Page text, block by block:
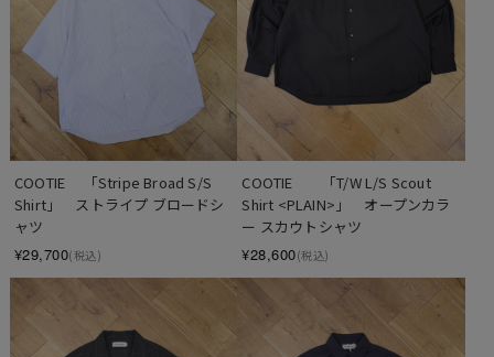
COOTIE 　「Stripe Broad S/S
Shirt」　ストライプ ブロードシ
ャツ
¥29,700(税込)
COOTIE　　「T/W L/S Scout
Shirt <PLAIN>」　オープンカラ
ー スカウトシャツ
¥28,600(税込)